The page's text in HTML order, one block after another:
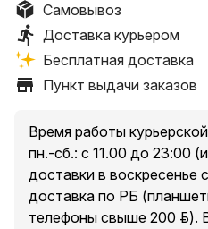
Условия самовывоза:
Пункты выдачи заказов:
1. Минск, пр.
2. Минский р-н,
3. Минск, ул. Притыцкого,
этаж
4. Минск, ул. Денисовская,
5. Минск, ул. Куйбышева,
* есть ограничения по
Самовывоз
Доставка курьером
Бесплатная доставка
Пункт выдачи заказов
Время работы
пн.-сб.: с 11.00 до 23:00
доставки в воскресенье
доставка по РБ
телефоны свыше 200 руб.).